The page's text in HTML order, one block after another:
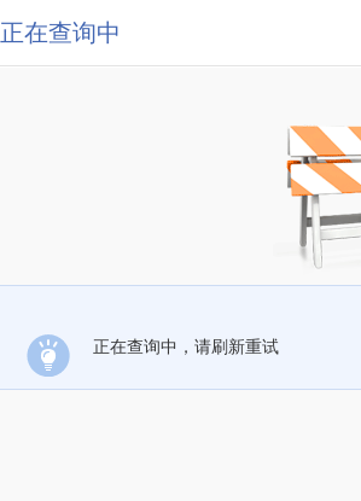
正在查询中
正在查询中，请刷新重试